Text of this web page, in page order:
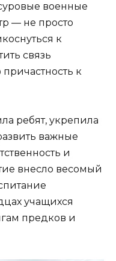
военные
— не просто
к
связь
к
ребят, укрепила
важные
и
внесло весомый
учащихся
предков и